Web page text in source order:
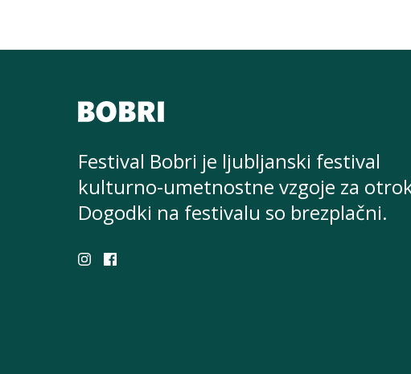
Festival Bobri je ljubljanski festival
kulturno-umetnostne vzgoje za
Dogodki na festivalu so brezplačni.